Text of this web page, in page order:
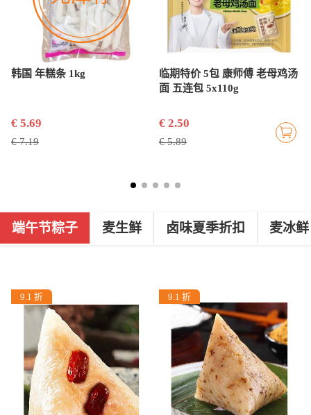
韩国 年糕条 1kg
€ 5.69
€ 7.19
临期特价 5包 康师傅 老母鸡汤
面 五连包 5x110g
€ 2.50
€ 5.89
端午节粽子 麦生鲜 卤味夏季折扣 麦冰鲜
9.1 折 9.1 折